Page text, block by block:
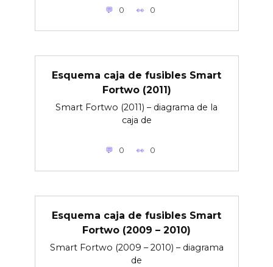
0 0
Esquema caja de fusibles Smart
Fortwo (2011)
Smart Fortwo (2011) – diagrama de la
caja de
0 0
Esquema caja de fusibles Smart
Fortwo (2009 – 2010)
Smart Fortwo (2009 – 2010) – diagrama
de